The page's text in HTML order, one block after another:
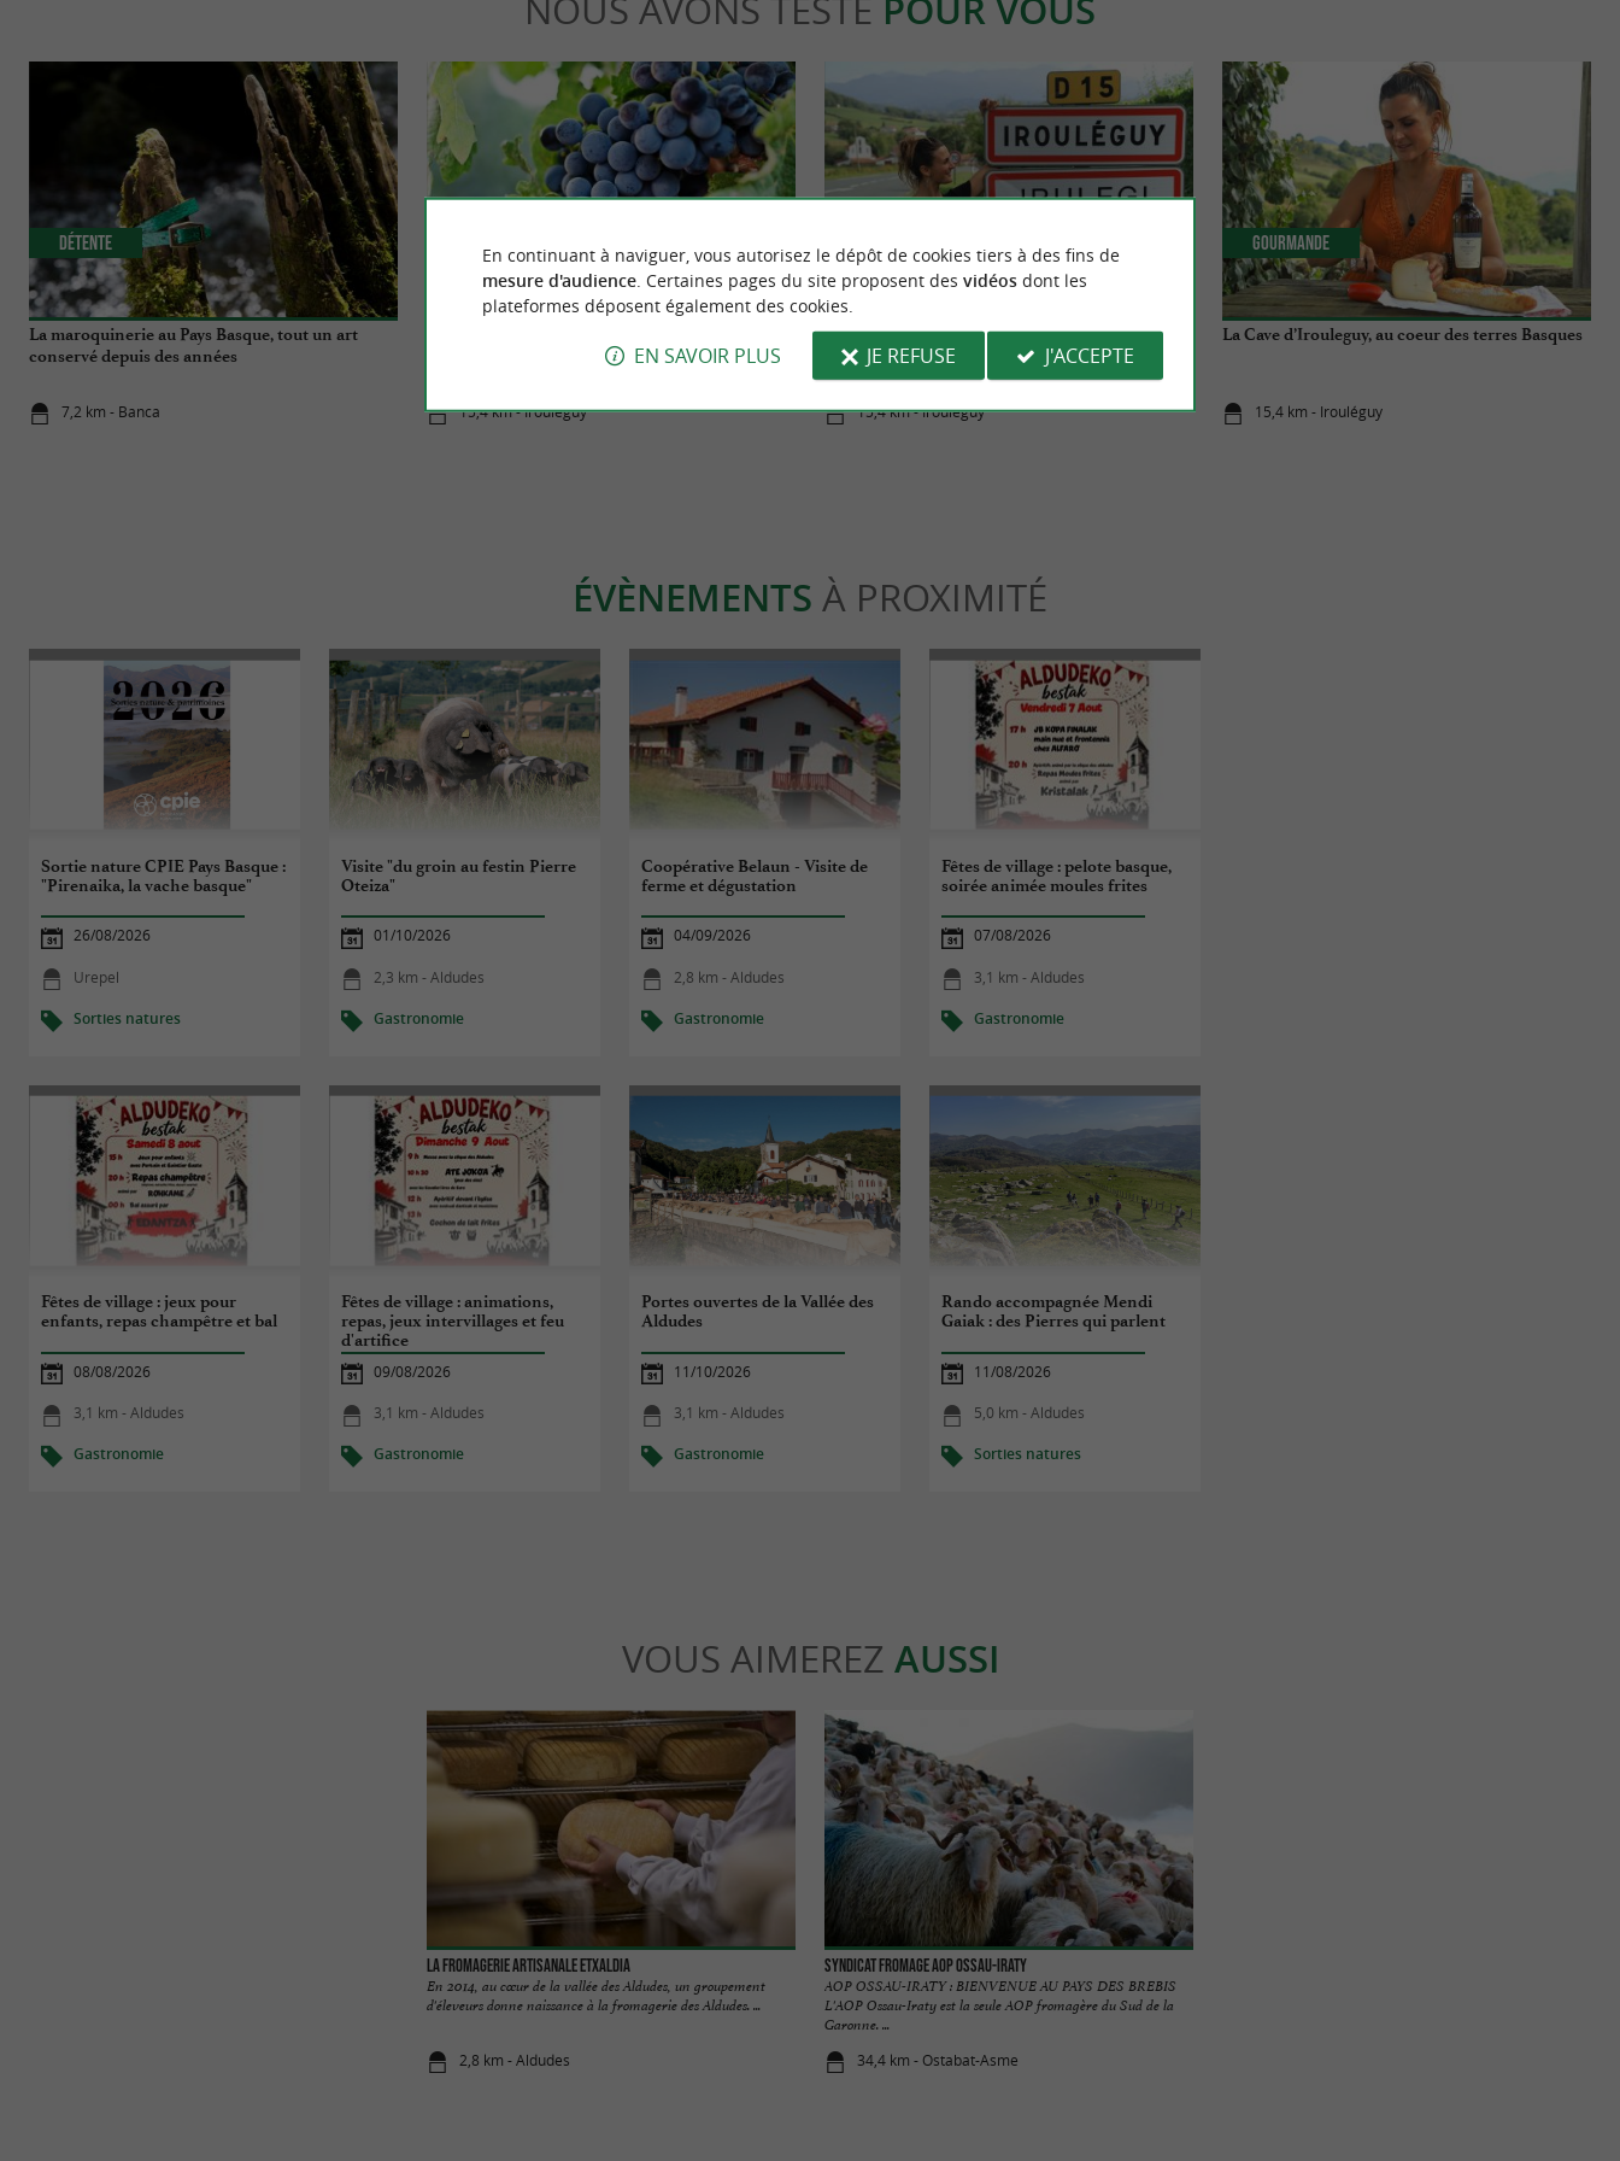
La maroquinerie au Pays Basque, tout un art
conservé depuis des années
7,2 km - Banca
Détente
qualité attribuée par Atout France
15,4 km - Irouléguy
Escapade œnotouristique dans le village
d’Irouleguy
15,4 km - Irouléguy
La Cave d’Irouleguy, au coeur des terres Basques
15,4 km - Irouléguy
Gourmande
ÉVÈNEMENTS À PROXIMITÉ
Sortie nature CPIE Pays Basque :
"Pirenaika, la vache basque"
26/08/2026
Urepel
Sorties natures
Visite "du groin au festin Pierre
Oteiza"
01/10/2026
2,3 km - Aldudes
Gastronomie
Coopérative Belaun - Visite de
ferme et dégustation
04/09/2026
2,8 km - Aldudes
Gastronomie
Fêtes de village : pelote basque,
soirée animée moules frites
07/08/2026
3,1 km - Aldudes
Gastronomie
Fêtes de village : jeux pour
enfants, repas champêtre et bal
08/08/2026
3,1 km - Aldudes
Gastronomie
Fêtes de village : animations,
repas, jeux intervillages et feu
d'artifice
09/08/2026
3,1 km - Aldudes
Gastronomie
Portes ouvertes de la Vallée des
Aldudes
11/10/2026
3,1 km - Aldudes
Gastronomie
Rando accompagnée Mendi
Gaiak : des Pierres qui parlent
11/08/2026
5,0 km - Aldudes
Sorties natures
VOUS AIMEREZ AUSSI
La Fromagerie Artisanale ETXALDIA
En 2014, au cœur de la vallée des Aldudes, un groupement
d'éleveurs donne naissance à la fromagerie des Aldudes. ...
2,8 km - Aldudes
Syndicat Fromage AOP Ossau-Iraty
AOP OSSAU-IRATY : BIENVENUE AU PAYS DES BREBIS
L'AOP Ossau-Iraty est la seule AOP fromagère du Sud de la
Garonne. ...
34,4 km - Ostabat-Asme
En continuant à naviguer, vous autorisez le dépôt de cookies tiers à des fins de
mesure d'audience. Certaines pages du site proposent des vidéosdont les
plateformes déposent également des cookies.
EN SAVOIR PLUS JE REFUSE J'ACCEPTE